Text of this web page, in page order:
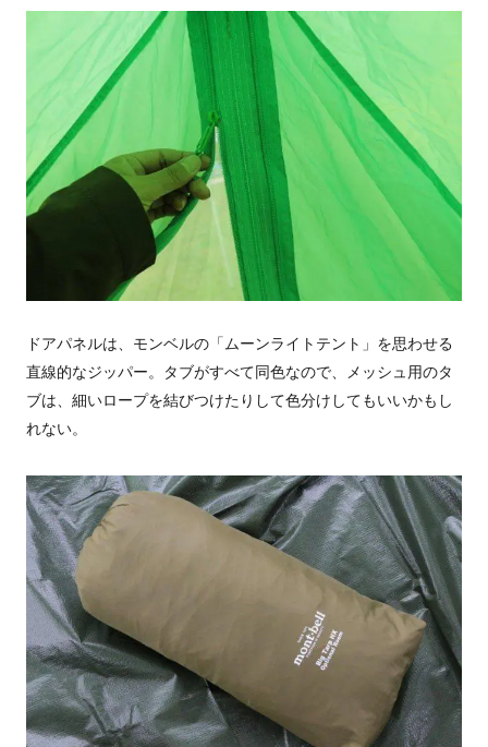
ドアパネルは、モンベルの「ムーンライトテント」を思わせる
直線的なジッパー。タブがすべて同色なので、メッシュ用のタ
ブは、細いロープを結びつけたりして色分けしてもいいかもし
れない。